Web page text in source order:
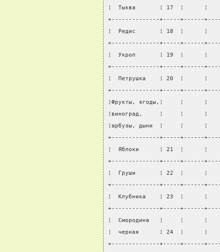
¦  Тыква       ¦ 17  ¦
+--------------+-----+------
¦  Редис       ¦ 18  ¦
+--------------+-----+------
¦  Укроп       ¦ 19  ¦
+--------------+-----+------
¦  Петрушка    ¦ 20  ¦
+--------------+-----+------
¦Фрукты, ягоды,¦     ¦
¦виноград,     ¦     ¦
¦арбузы, дыни  ¦     ¦
+--------------+-----+------
¦  Яблоки      ¦ 21  ¦
+--------------+-----+------
¦  Груши       ¦ 22  ¦
+--------------+-----+------
¦  Клубника    ¦ 23  ¦
+--------------+-----+------
¦  Смородина   ¦     ¦
¦  черная      ¦ 24  ¦
+--------------+-----+------